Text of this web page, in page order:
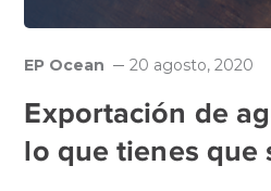
EP Ocean 20 agosto, 2020
Exportación de
lo que tienes que